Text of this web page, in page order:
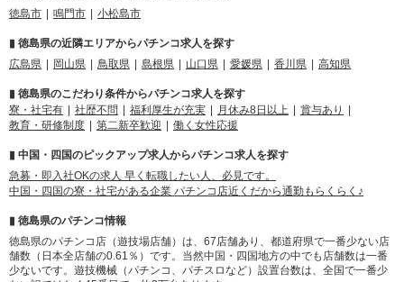
徳島市
鳴門市 小松島市
▮ 徳島県の近隣エリアからパチンコ求人を探す
広島県
岡山県 鳥取県 島根県 山口県 愛媛県 香川県 高知県
▮ 徳島県のこだわり条件からパチンコ求人を探す
寮・社宅有
社歴不問 福利厚生が充実 月休み8日以上
賞与あり
教育・研修制度
第二新卒歓迎 働く女性応援
▮ 中国・四国のピックアップ求人からパチンコ求人を探す
急募・即入社OKの求人 早く転職したい人、必見です。
中国・四国の寮・社宅がある企業 パチンコ店近くだから通勤もらくらく♪
▮ 徳島県のパチンコ情報
徳島県のパチンコ店（遊技場店舗）は、67店舗あり、都道府県で一番少ない店
舗数（日本全店舗の0.61％）です。当然中国・四国地方の中でも店舗数は一番
少ないです。遊技機械（パチンコ、パチスロなど）設置台数は、全国で一番少